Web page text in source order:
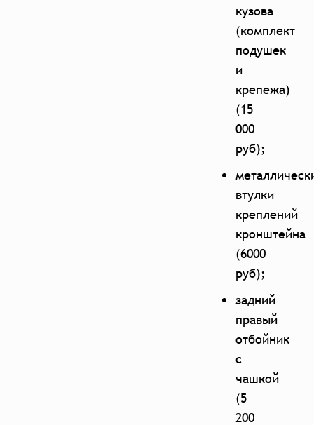
кузова
(комплект
подушек
и
крепежа)
(15
000
руб);
втулки
креплений
кронштейна
(6000
руб);
задний
правый
отбойник
с
чашкой
(5
200